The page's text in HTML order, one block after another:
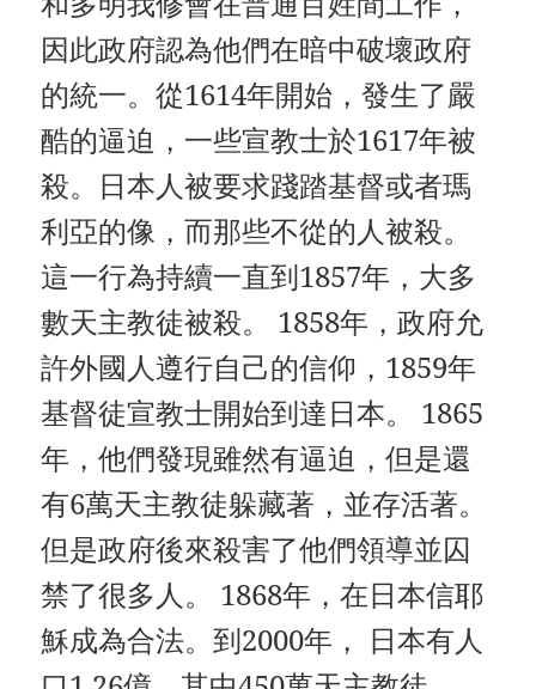
因此政府認為他們在暗中破壞政府
的統一。從1614年開始，發生了嚴
酷的逼迫，一些宣教士於1617年被
殺。日本人被要求踐踏基督或者瑪
利亞的像，而那些不從的人被殺。
這一行為持續一直到1857年，大多
數天主教徒被殺。 1858年，政府允
許外國人遵行自己的信仰，1859年
基督徒宣教士開始到達日本。 1865
年，他們發現雖然有逼迫，但是還
有6萬天主教徒躲藏著，並存活著。
但是政府後來殺害了他們領導並囚
禁了很多人。 1868年，在日本信耶
穌成為合法。到2000年， 日本有人